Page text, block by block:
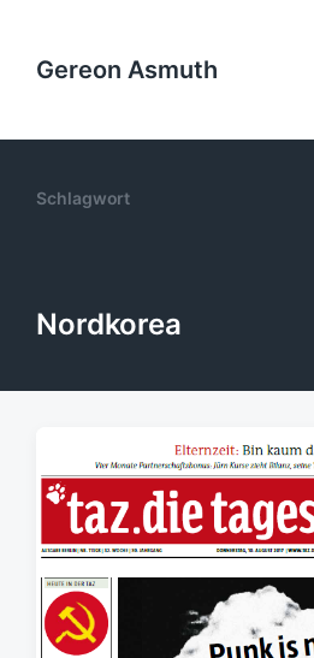
Gereon Asmuth
Schlagwort
Nordkorea